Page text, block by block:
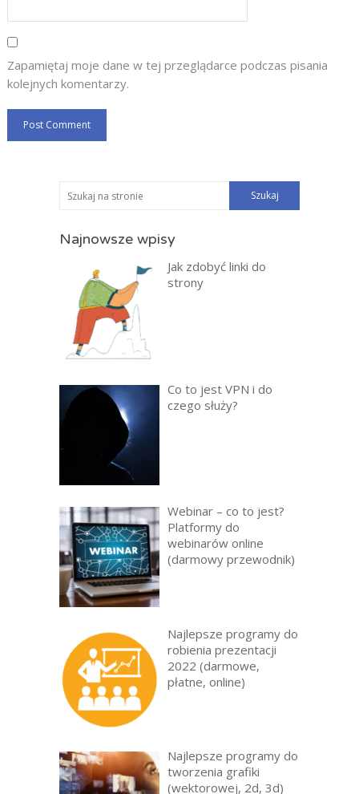
Zapamiętaj moje dane w tej przeglądarce podczas pisania
kolejnych komentarzy.
Najnowsze wpisy
Jak zdobyć linki do
strony
Co to jest VPN i do
czego służy?
Webinar – co to jest?
Platformy do
webinarów online
(darmowy przewodnik)
Najlepsze programy do
robienia prezentacji
2022 (darmowe,
płatne, online)
Najlepsze programy do
tworzenia grafiki
(wektorowej, 2d, 3d)